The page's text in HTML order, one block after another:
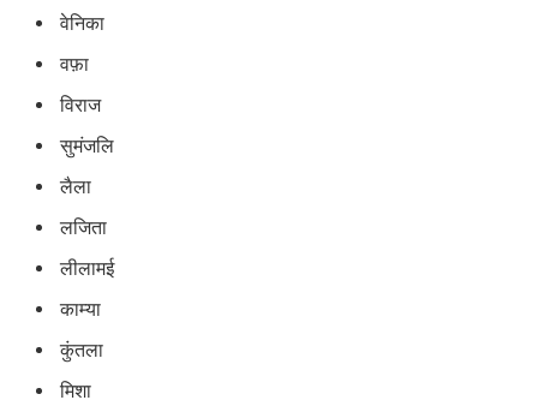
वेनिका
वफ़ा
विराज
सुमंजलि
लैला
लजिता
लीलामई
काम्या
कुंतला
मिशा